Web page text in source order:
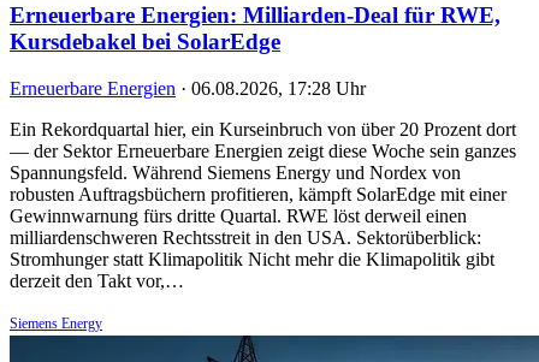
Erneuerbare Energien: Milliarden-Deal für RWE,
Kursdebakel bei SolarEdge
Erneuerbare Energien · 06.08.2026, 17:28 Uhr
Ein Rekordquartal hier, ein Kurseinbruch von über 20 Prozent dort
— der Sektor Erneuerbare Energien zeigt diese Woche sein ganzes
Spannungsfeld. Während Siemens Energy und Nordex von
robusten Auftragsbüchern profitieren, kämpft SolarEdge mit einer
Gewinnwarnung fürs dritte Quartal. RWE löst derweil einen
milliardenschweren Rechtsstreit in den USA. Sektorüberblick:
Stromhunger statt Klimapolitik Nicht mehr die Klimapolitik gibt
derzeit den Takt vor,…
Siemens Energy